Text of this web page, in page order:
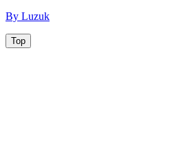
By Luzuk
Top